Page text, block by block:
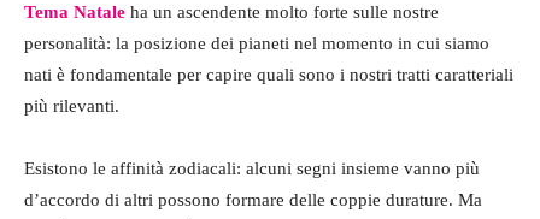
Tema Natale ha un ascendente molto forte sulle nostre
personalità: la posizione dei pianeti nel momento in cui siamo
nati è fondamentale per capire quali sono i nostri tratti caratteriali
più rilevanti.
Esistono le affinità zodiacali: alcuni segni insieme vanno più
d’accordo di altri possono formare delle coppie durature. Ma